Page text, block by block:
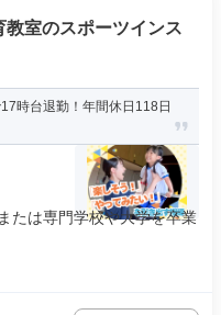
室のスポーツインス
時台退勤！年間休日118日
たは専門学校や大学を卒業